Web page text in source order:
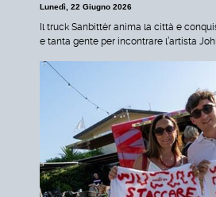
Lunedì, 22 Giugno 2026
Il truck Sanbittèr anima la città e
e tanta gente per incontrare l’artista